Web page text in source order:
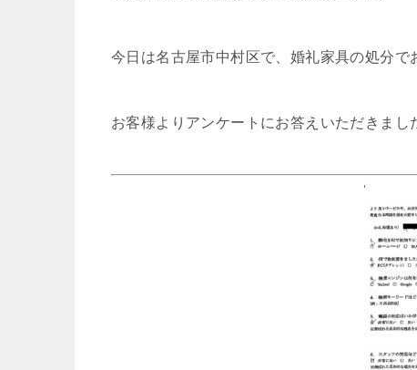
今日は名古屋市中村区で、婚礼家具の処分で
お客様よりアンケートにお答えいただきまし